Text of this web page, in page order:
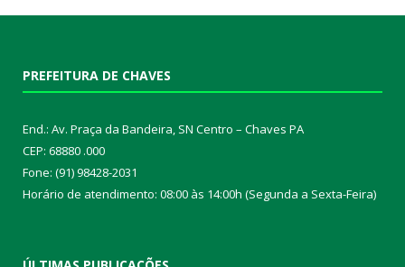
PREFEITURA DE CHAVES
End.: Av. Praça da Bandeira, SN Centro – Chaves PA
CEP: 68880 .000
Fone: (91) 98428-2031
Horário de atendimento: 08:00 às 14:00h (Segunda a Sexta-Feira)